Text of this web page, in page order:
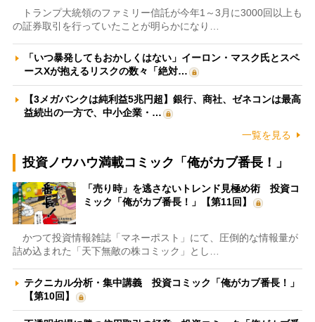
トランプ大統領のファミリー信託が今年1～3月に3000回以上も
の証券取引を行っていたことが明らかになり…
「いつ暴発してもおかしくはない」イーロン・マスク氏とスペ
ースXが抱えるリスクの数々「絶対…
【3メガバンクは純利益5兆円超】銀行、商社、ゼネコンは最高
益続出の一方で、中小企業・…
一覧を見る
投資ノウハウ満載コミック「俺がカブ番長！」
「売り時」を逃さないトレンド見極め術 投資コ
ミック「俺がカブ番長！」【第11回】
かつて投資情報雑誌「マネーポスト」にて、圧倒的な情報量が
詰め込まれた「天下無敵の株コミック」とし…
テクニカル分析・集中講義 投資コミック「俺がカブ番長！」
【第10回】